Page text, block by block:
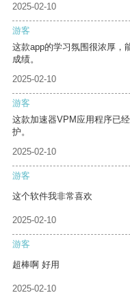
2025-02-10
游客
这款app的学习氛围很浓厚，
成绩。
2025-02-10
游客
这款加速器VPM应用程序已
护。
2025-02-10
游客
这个软件我非常喜欢
2025-02-10
游客
超棒啊 好用
2025-02-10